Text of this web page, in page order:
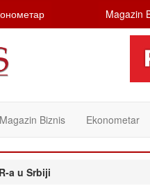
Magazin
Magazin Biznis Ekonometar
a u Srbiji